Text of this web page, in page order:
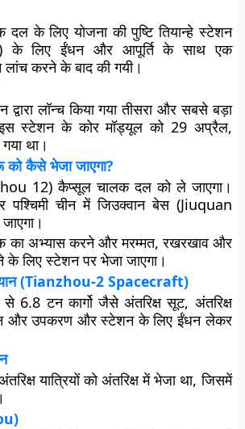
के लिए योजना की पुष्टि तियान्हे स्टेशन
के लिए ईंधन और आपूर्ति के साथ एक
लांच करने के बाद की गयी।
द्वारा लॉन्च किया गया तीसरा और सबसे बड़ा
स्टेशन के कोर मॉड्यूल को 29 अप्रैल,
था।
कैसे भेजा जाएगा?
12) कैप्सूल चालक दल को ले जाएगा।
पश्चिमी चीन में जिउक्वान बेस (Jiuquan
का अभ्यास करने और मरम्मत, रखरखाव और
के लिए स्टेशन पर भेजा जाएगा।
यान (Tianzhou-2 Spacecraft)
से 6.8 टन कार्गो जैसे अंतरिक्ष सूट, अंतरिक्ष
और उपकरण और स्टेशन के लिए ईंधन लेकर
यात्रियों को अंतरिक्ष में भेजा था, जिसमें